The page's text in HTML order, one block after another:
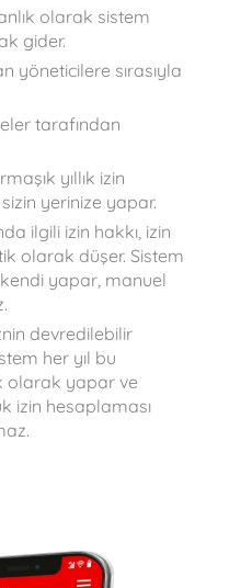
olarak sistem
gider.
yöneticilere sırasıyla
tarafından
yıllık izin
yerinize yapar.
ilgili izin hakkı, izin
olarak düşer. Sistem
yapar, manuel
devredilebilir
her yıl bu
olarak yapar ve
izin hesaplaması